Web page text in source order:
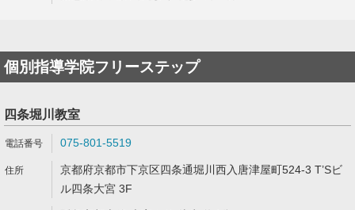
個別指導学院フリーステップ
四条堀川教室
075-801-5519
京都府京都市下京区四条通堀川西入唐津屋町524-3 T’Sビ
ル四条大宮 3F